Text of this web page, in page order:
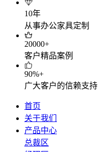
10年
从事办公家具定制
20000+
客户精品案例
90%+
广大客户的信赖支持
首页
关于我们
产品中心
总裁区